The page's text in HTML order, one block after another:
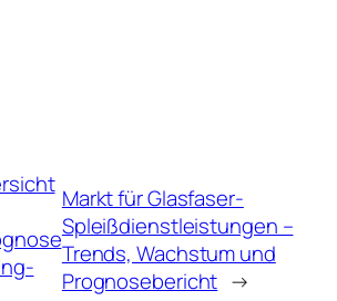
Markt für Glasfaser-
Spleißdienstleistungen –
Trends, Wachstum und
Prognosebericht →